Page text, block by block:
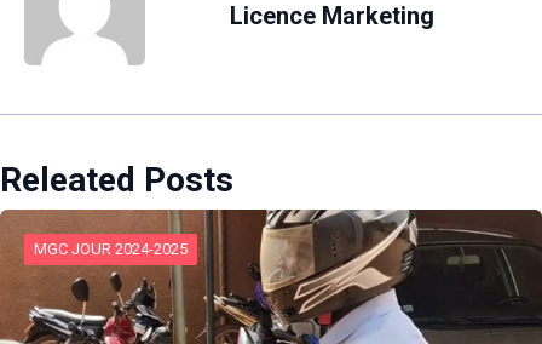
Licence Marketing
Releated Posts
MGC JOUR 2024-2025